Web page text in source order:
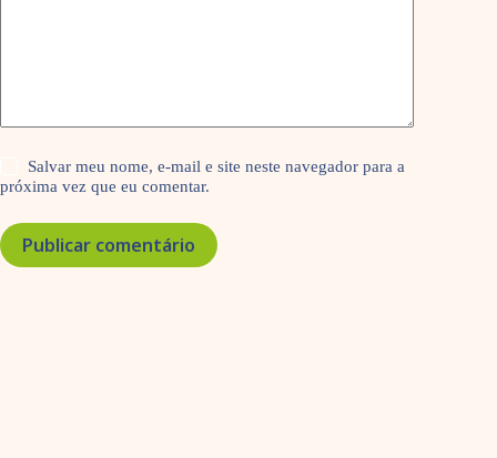
Salvar meu nome, e-mail e site neste navegador para a
próxima vez que eu comentar.
Publicar comentário